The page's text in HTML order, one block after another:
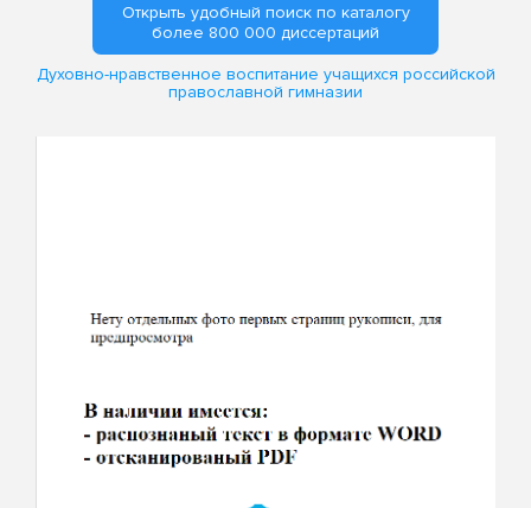
Открыть удобный поиск по каталогу
более 800 000 диссертаций
Духовно-нравственное воспитание учащихся российской
православной гимназии